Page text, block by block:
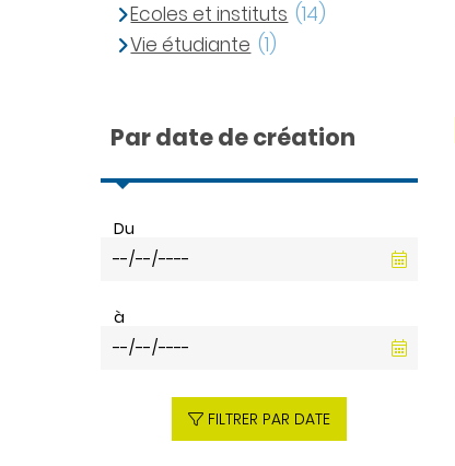
Ecoles et instituts (14)
Vie étudiante (1)
Par date de création
Du
à
FILTRER PAR DATE